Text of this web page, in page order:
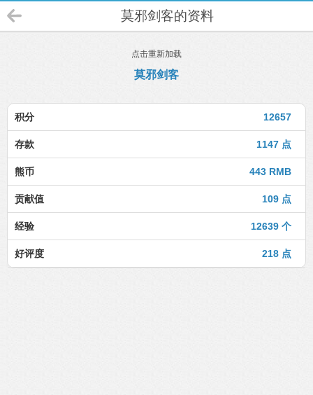
莫邪剑客的资料
点击重新加载
莫邪剑客
12657
积分
1147 点
存款
443 RMB
熊币
109 点
贡献值
12639 个
经验
218 点
好评度